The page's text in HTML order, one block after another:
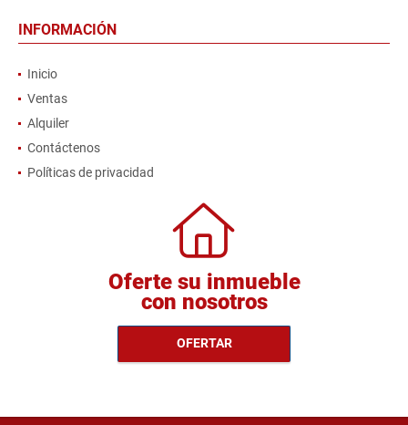
INFORMACIÓN
Inicio
Ventas
Alquiler
Contáctenos
Políticas de privacidad
Oferte su inmueble
con nosotros
OFERTAR